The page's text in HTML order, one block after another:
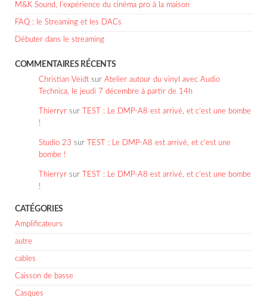
M&K Sound, l’expérience du cinéma pro à la maison
FAQ : le Streaming et les DACs
Débuter dans le streaming
COMMENTAIRES RÉCENTS
Christian Veidt sur Atelier autour du vinyl avec Audio
Technica, le jeudi 7 décembre à partir de 14h
Thierryr sur
TEST : Le DMP-A8 est arrivé, et c’est une bombe
!
Studio 23 sur
TEST : Le DMP-A8 est arrivé, et c’est une
bombe !
Thierryr sur
TEST : Le DMP-A8 est arrivé, et c’est une bombe
!
CATÉGORIES
Amplificateurs
autre
cables
Caisson de basse
Casques